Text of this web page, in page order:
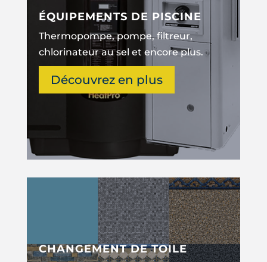
ÉQUIPEMENTS DE PISCINE
Thermopompe, pompe, filtreur,
chlorinateur au sel et encore plus.
Découvrez en plus
CHANGEMENT DE TOILE